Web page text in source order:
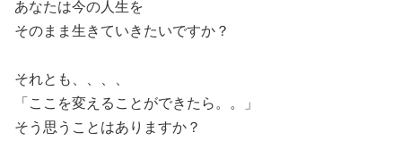
あなたは今の人生を
そのまま生きていきたいですか？
それとも、、、、
「ここを変えることができたら。。」
そう思うことはありますか？